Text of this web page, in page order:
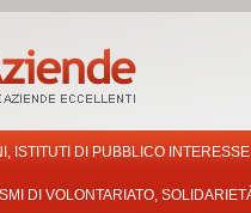
ISTITUTI DI PUBBLICO INTERESSE
DI VOLONTARIATO,